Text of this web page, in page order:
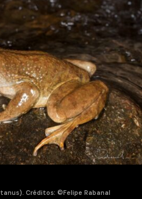
Créditos: ©Felipe Rabanal